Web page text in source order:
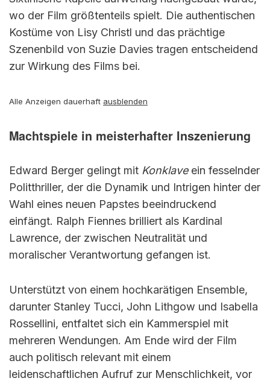
wo der Film größtenteils spielt. Die authentischen
Kostüme von Lisy Christl und das prächtige
Szenenbild von Suzie Davies tragen entscheidend
zur Wirkung des Films bei.
Alle Anzeigen dauerhaft ausblenden
Machtspiele in meisterhafter Inszenierung
Edward Berger gelingt mit Konklaveein fesselnder
Politthriller, der die Dynamik und Intrigen hinter der
Wahl eines neuen Papstes beeindruckend
einfängt. Ralph Fiennes brilliert als Kardinal
Lawrence, der zwischen Neutralität und
moralischer Verantwortung gefangen ist.
Unterstützt von einem hochkarätigen Ensemble,
darunter Stanley Tucci, John Lithgow und Isabella
Rossellini, entfaltet sich ein Kammerspiel mit
mehreren Wendungen. Am Ende wird der Film
auch politisch relevant mit einem
leidenschaftlichen Aufruf zur Menschlichkeit, vor